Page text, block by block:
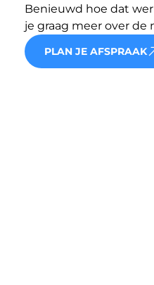
Benieuwd hoe dat
je graag meer over
PLAN JE AFSPRAAK